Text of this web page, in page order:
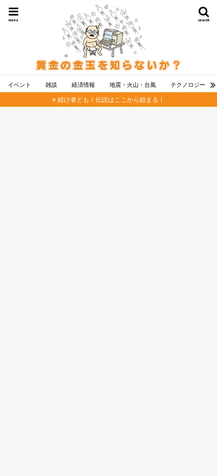
search
menu
イベント 雑談 経済情報 地震・火山・台風 テクノロジー
続け者ども！伝説はここから始まる！